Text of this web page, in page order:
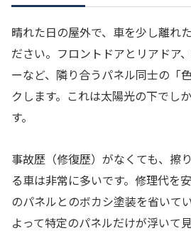
晴れた日の屋外で、車を少し離れ
ださい。フロントドアとリアドア
ーなど、隣り合うパネル同士の「
クします。これは太陽光の下でし
す。
事故歴（修復歴）がなくても、擦
る車は非常に多いです。修理代を
のパネルとのボカシ塗装を省いて
よって特定のパネルだけが浮いて